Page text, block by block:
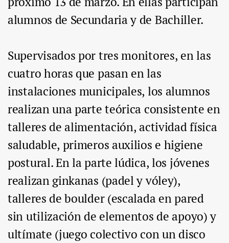
alumnos de Secundaria y de Bachiller.
Supervisados por tres monitores, en las
cuatro horas que pasan en las
instalaciones municipales, los alumnos
realizan una parte teórica consistente en
talleres de alimentación, actividad física
saludable, primeros auxilios e higiene
postural. En la parte lúdica, los jóvenes
realizan ginkanas (padel y vóley),
talleres de boulder (escalada en pared
sin utilización de elementos de apoyo) y
ultímate (juego colectivo con un disco